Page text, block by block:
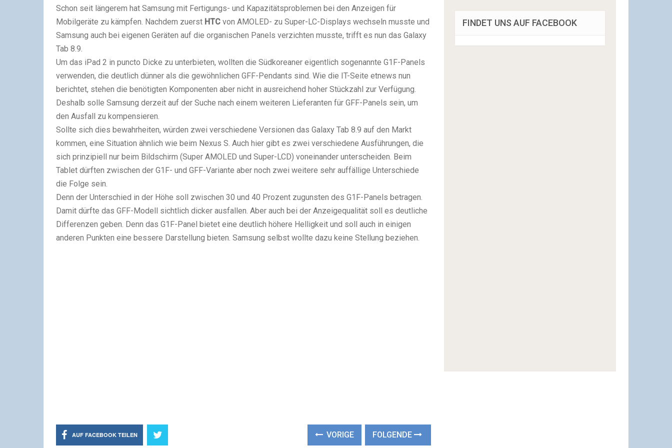
Schon seit längerem hat Samsung mit Fertigungs- und Kapazitätsproblemen bei den Anzeigen für
Mobilgeräte zu kämpfen. Nachdem zuerst HTC von AMOLED- zu Super-LC-Displays wechseln musste und
Samsung auch bei eigenen Geräten auf die organischen Panels verzichten musste, trifft es nun das Galaxy
Tab 8.9.
Um das iPad 2 in puncto Dicke zu unterbieten, wollten die Südkoreaner eigentlich sogenannte G1F-Panels
verwenden, die deutlich dünner als die gewöhnlichen GFF-Pendants sind. Wie die IT-Seite etnews nun
berichtet, stehen die benötigten Komponenten aber nicht in ausreichend hoher Stückzahl zur Verfügung.
Deshalb solle Samsung derzeit auf der Suche nach einem weiteren Lieferanten für GFF-Panels sein, um
den Ausfall zu kompensieren.
Sollte sich dies bewahrheiten, würden zwei verschiedene Versionen das Galaxy Tab 8.9 auf den Markt
kommen, eine Situation ähnlich wie beim Nexus S. Auch hier gibt es zwei verschiedene Ausführungen, die
sich prinzipiell nur beim Bildschirm (Super AMOLED und Super-LCD) voneinander unterscheiden. Beim
Tablet dürften zwischen der G1F- und GFF-Variante aber noch zwei weitere sehr auffällige Unterschiede
die Folge sein.
Denn der Unterschied in der Höhe soll zwischen 30 und 40 Prozent zugunsten des G1F-Panels betragen.
Damit dürfte das GFF-Modell sichtlich dicker ausfallen. Aber auch bei der Anzeigequalität soll es deutliche
Differenzen geben. Denn das G1F-Panel bietet eine deutlich höhere Helligkeit und soll auch in einigen
anderen Punkten eine bessere Darstellung bieten. Samsung selbst wollte dazu keine Stellung beziehen.
AUF FACEBOOK TEILEN VORIGE FOLGENDE
FINDET UNS AUF FACEBOOK